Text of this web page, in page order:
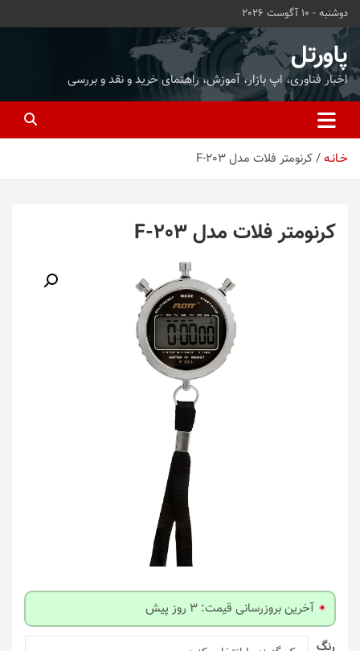
محتوا
بروید
دوشنبه - 10 آگوست 2026
پاورتل
اخبار فناوری، اپ بازار، آموزش، راهنمای خرید و نقد و بررسی
خـانـه کرنومتر فلات مدل F-203
کرنومتر فلات مدل F-203
آخرین بروزرسانی قیمت: 3 روز پیش